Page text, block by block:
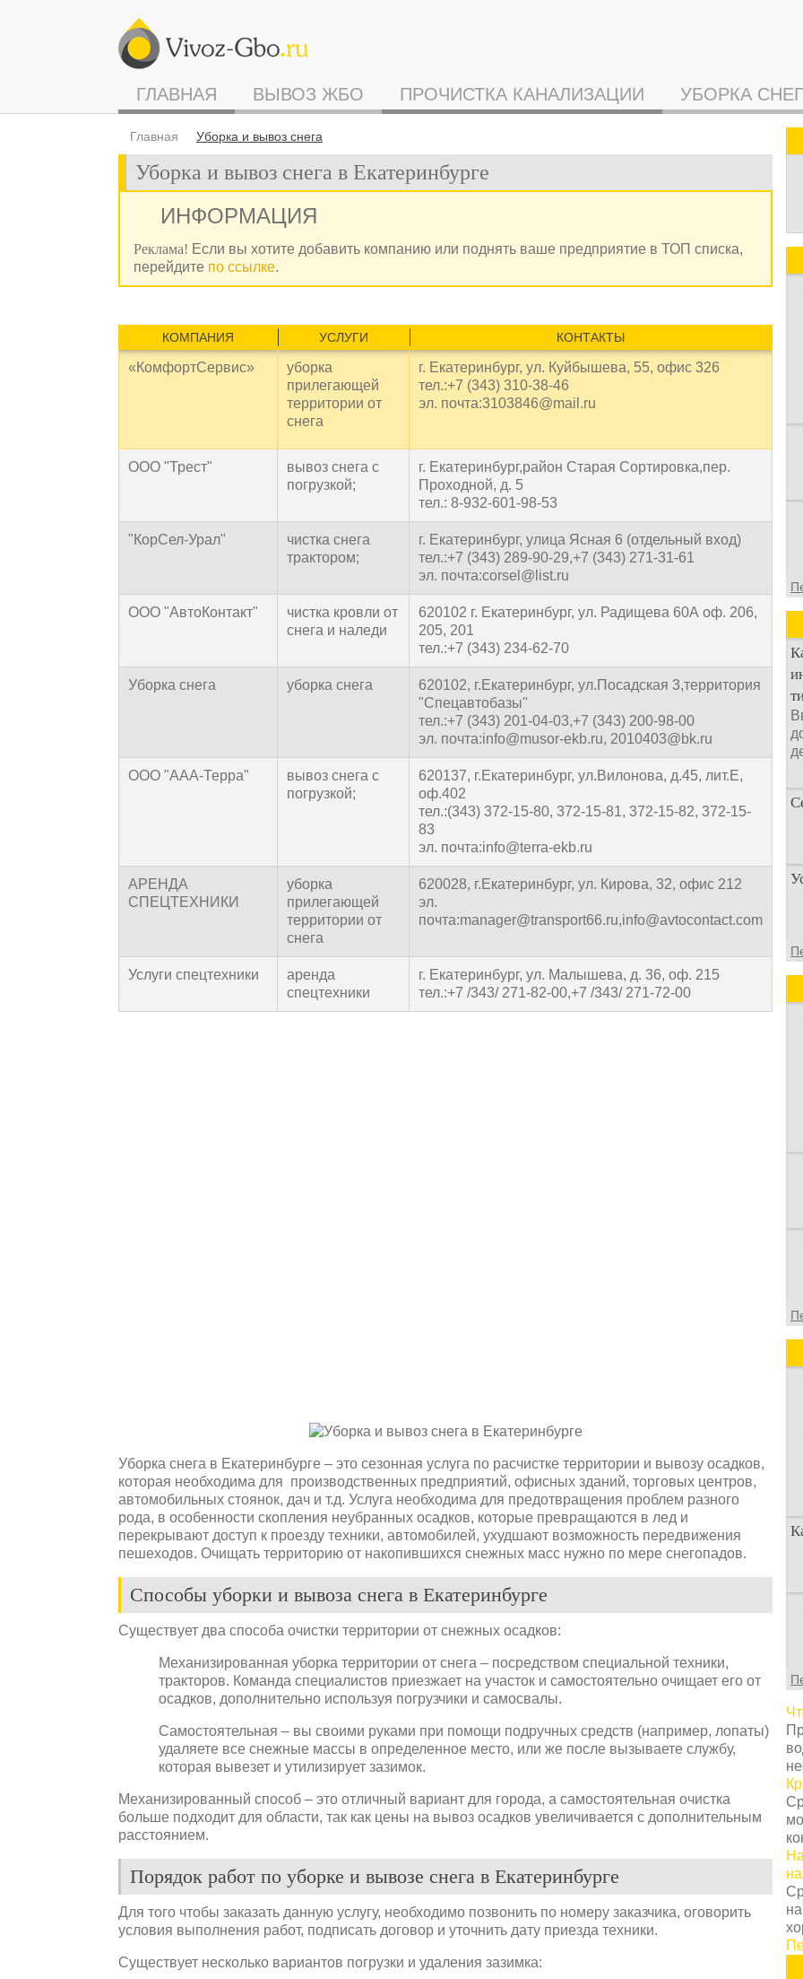
ГЛАВНАЯ ВЫВОЗ ЖБО ПРОЧИСТКА КАНАЛИЗАЦИИ УБОРКА
Главная Уборка и вывоз снега
Уборка и вывоз снега в Екатеринбурге
ИНФОРМАЦИЯ
Реклама! Если вы хотите добавить компанию или поднять ваше предприятие в ТОП списка,
перейдите по ссылке.
КОМПАНИЯ УСЛУГИ КОНТАКТЫ
«КомфортСервис»
уборка
прилегающей
территории от
снега
г. Екатеринбург, ул. Куйбышева, 55, офис 326
тел.:+7 (343) 310-38-46
эл. почта:3103846@mail.ru
ООО "Трест"
вывоз снега с
погрузкой;
г. Екатеринбург,район Старая Сортировка,пер.
Проходной, д. 5
тел.: 8-932-601-98-53
"КорСел-Урал"
чистка снега
трактором;
г. Екатеринбург, улица Ясная 6 (отдельный вход)
тел.:+7 (343) 289-90-29,+7 (343) 271-31-61
эл. почта:corsel@list.ru
ООО "АвтоКонтакт"
чистка кровли от
снега и наледи
620102 г. Екатеринбург, ул. Радищева 60А оф. 206,
205, 201
тел.:+7 (343) 234-62-70
Уборка снега уборка снега
620102, г.Екатеринбург, ул.Посадская 3,территория
"Спецавтобазы"
тел.:+7 (343) 201-04-03,+7 (343) 200-98-00
эл. почта:info@musor-ekb.ru, 2010403@bk.ru
ООО "ААА-Терра"
вывоз снега с
погрузкой;
620137, г.Екатеринбург, ул.Вилонова, д.45, лит.Е,
оф.402
тел.:(343) 372-15-80, 372-15-81, 372-15-82, 372-15-
83
эл. почта:info@terra-ekb.ru
АРЕНДА
СПЕЦТЕХНИКИ
уборка
прилегающей
территории от
снега
620028, г.Екатеринбург, ул. Кирова, 32, офис 212
эл.
почта:manager@transport66.ru,info@avtocontact.com
Услуги спецтехники
аренда
спецтехники
г. Екатеринбург, ул. Малышева, д. 36, оф. 215
тел.:+7 /343/ 271-82-00,+7 /343/ 271-72-00
Уборка снега в Екатеринбурге – это сезонная услуга по расчистке территории и вывозу осадков,
которая необходима для производственных предприятий, офисных зданий, торговых центров,
автомобильных стоянок, дач и т.д. Услуга необходима для предотвращения проблем разного
рода, в особенности скопления неубранных осадков, которые превращаются в лед и
перекрывают доступ к проезду техники, автомобилей, ухудшают возможность передвижения
пешеходов. Очищать территорию от накопившихся снежных масс нужно по мере снегопадов.
Способы уборки и вывоза снега в Екатеринбурге
Существует два способа очистки территории от снежных осадков:
Механизированная уборка территории от снега – посредством специальной техники,
тракторов. Команда специалистов приезжает на участок и самостоятельно очищает его от
осадков, дополнительно используя погрузчики и самосвалы.
Самостоятельная – вы своими руками при помощи подручных средств (например, лопаты)
удаляете все снежные массы в определенное место, или же после вызываете службу,
которая вывезет и утилизирует зазимок.
Механизированный способ – это отличный вариант для города, а самостоятельная очистка
больше подходит для области, так как цены на вывоз осадков увеличивается с дополнительным
расстоянием.
Порядок работ по уборке и вывозе снега в Екатеринбурге
Для того чтобы заказать данную услугу, необходимо позвонить по номеру заказчика, оговорить
условия выполнения работ, подписать договор и уточнить дату приезда техники.
Существует несколько вариантов погрузки и удаления зазимка: